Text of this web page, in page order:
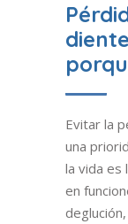
Evitar la
una
la vida es
en